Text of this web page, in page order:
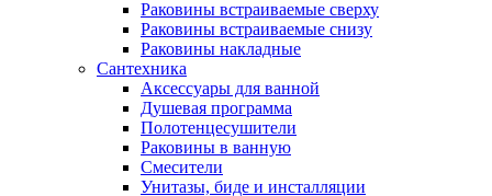
Раковины встраиваемые сверху
Раковины встраиваемые снизу
Раковины накладные
Сантехника
Аксессуары для ванной
Душевая программа
Полотенцесушители
Раковины в ванную
Смесители
Унитазы, биде и инсталляции